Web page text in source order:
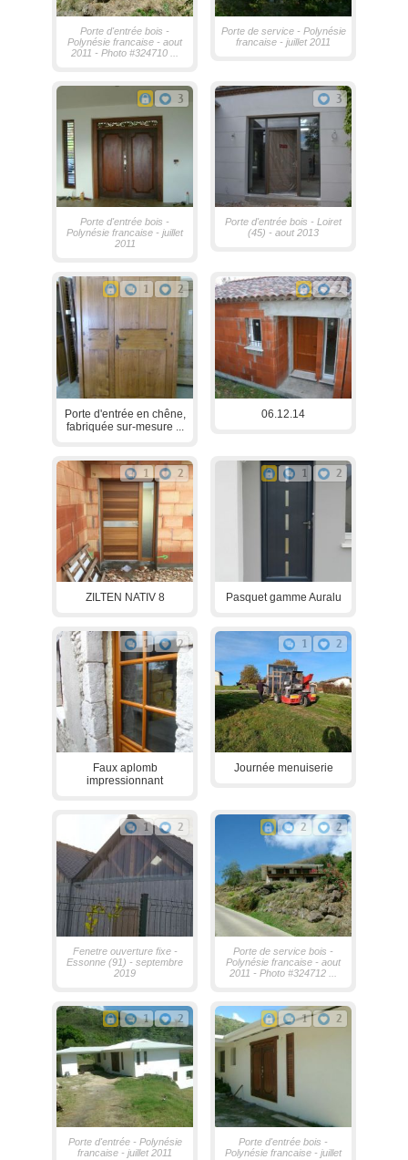
Porte d'entrée bois -
Polynésie francaise - aout
2011 - Photo #324710 ...
Porte de service - Polynésie
francaise - juillet 2011
3
Porte d'entrée bois -
Polynésie francaise - juillet
2011
3
Porte d'entrée bois - Loiret
(45) - aout 2013
1 2
Porte d'entrée en chêne,
fabriquée sur-mesure ...
2
06.12.14
1 2
ZILTEN NATIV 8
1 2
Pasquet gamme Auralu
1 2
Faux aplomb
impressionnant
1 2
Journée menuiserie
1 2
Fenetre ouverture fixe -
Essonne (91) - septembre
2019
2 2
Porte de service bois -
Polynésie francaise - aout
2011 - Photo #324712 ...
1 2
Porte d'entrée - Polynésie
francaise - juillet 2011
1 2
Porte d'entrée bois -
Polynésie francaise - juillet